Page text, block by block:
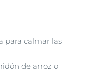
para calmar las
de arroz o